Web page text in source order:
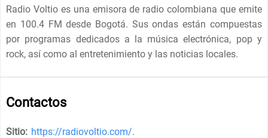
Radio Voltio es una emisora de radio colombiana que emite
en 100.4 FM desde Bogotá. Sus ondas están compuestas
por programas dedicados a la música electrónica, pop y
rock, así como al entretenimiento y las noticias locales.
Contactos
Sitio: https://radiovoltio.com/.